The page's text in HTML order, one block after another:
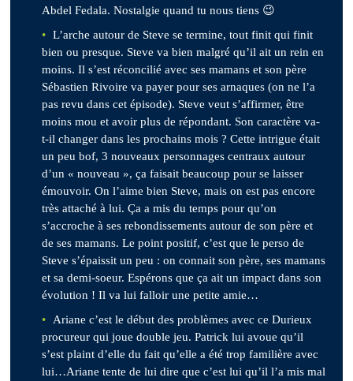
Abdel Fedala. Nostalgie quand tu nous tiens 😉
L’arche autour de Steve se termine, tout finit qui finit
bien ou presque. Steve va bien malgré qu’il ait un rein en
moins. Il s’est réconcilié avec ses mamans et son père
Sébastien Rivoire va payer pour ses arnaques (on ne l’a
pas revu dans cet épisode). Steve veut s’affirmer, être
moins mou et avoir plus de répondant. Son caractère va-
t-il changer dans les prochains mois ? Cette intrigue était
un peu bof, 3 nouveaux personnages centraux autour
d’un « nouveau », ça faisait beaucoup pour se laisser
émouvoir. On l’aime bien Steve, mais on est pas encore
très attaché à lui. Ça a mis du temps pour qu’on
s’accroche à ses rebondissements autour de son père et
de ses mamans. Le point positif, c’est que le perso de
Steve s’épaissit un peu : on connait son père, ses mamans
et sa demi-soeur. Espérons que ça ait un impact dans son
évolution ! Il va lui falloir une petite amie…
Ariane c’est le début des problèmes avec ce Durieux
procureur qui joue double jeu. Patrick lui avoue qu’il
s’est plaint d’elle du fait qu’elle a été trop familière avec
lui…Ariane tente de lui dire que c’est lui qu’il l’a mis mal